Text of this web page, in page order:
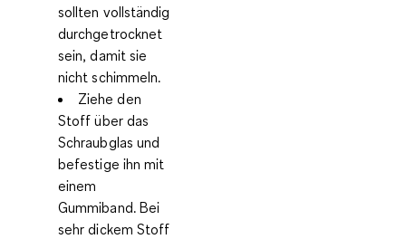
sollten vollständig
durchgetrocknet
sein, damit sie
nicht schimmeln.
Ziehe den
Stoff über das
Schraubglas und
befestige ihn mit
einem
Gummiband. Bei
sehr dickem Stoff